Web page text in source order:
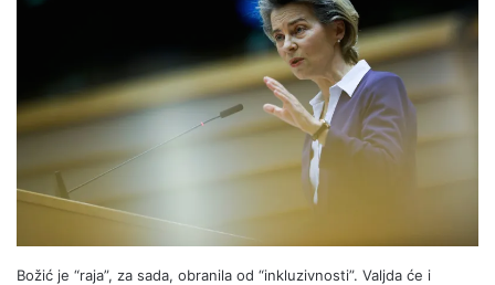
Božić je “raja”, za sada, obranila od “inkluzivnosti”. Valjda će i